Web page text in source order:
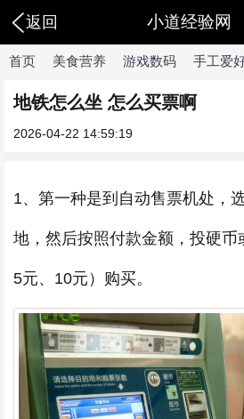
返回 小道经验网
首页 美食营养 游戏数码 手工爱
地铁怎么坐 怎么买票啊
2026-04-22 14:59:19
1、第一种是到自动售票机处，
地，然后按照付款金额，投硬
5元、10元）购买。